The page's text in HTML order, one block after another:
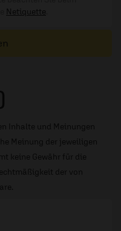
Netiquette
Inhalte und Meinungen
Meinung der jeweiligen
keine Gewähr für die
der von